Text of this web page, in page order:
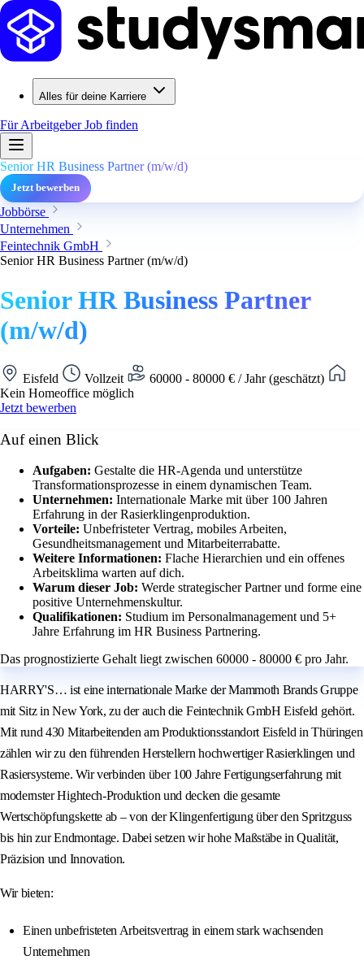
Alles für deine Karriere
Für ArbeitgeberJob finden
Senior HR Business Partner (m/w/d)
Jetzt bewerben
Jobbörse
Unternehmen
Feintechnik GmbH
Senior HR Business Partner (m/w/d)
Senior HR Business Partner
(m/w/d)
Eisfeld Vollzeit
60000 - 80000 € / Jahr (geschätzt)
Kein Homeoffice möglich
Jetzt bewerben
Auf einen Blick
Aufgaben: Gestalte die HR-Agenda und unterstütze
Transformationsprozesse in einem dynamischen Team.
Unternehmen: Internationale Marke mit über 100 Jahren
Erfahrung in der Rasierklingenproduktion.
Vorteile: Unbefristeter Vertrag, mobiles Arbeiten,
Gesundheitsmanagement und Mitarbeiterrabatte.
Weitere Informationen: Flache Hierarchien und ein offenes
Arbeitsklima warten auf dich.
Warum dieser Job: Werde strategischer Partner und forme eine
positive Unternehmenskultur.
Qualifikationen: Studium im Personalmanagement und 5+
Jahre Erfahrung im HR Business Partnering.
Das prognostizierte Gehalt liegt zwischen 60000 - 80000 € pro Jahr.
HARRY'S… ist eine internationale Marke der Mammoth Brands Gruppe
mit Sitz in New York, zu der auch die Feintechnik GmbH Eisfeld gehört.
Mit rund 430 Mitarbeitenden am Produktionsstandort Eisfeld in Thüringen
zählen wir zu den führenden Herstellern hochwertiger Rasierklingen und
Rasiersysteme. Wir verbinden über 100 Jahre Fertigungserfahrung mit
modernster Hightech-Produktion und decken die gesamte
Wertschöpfungskette ab – von der Klingenfertigung über den Spritzguss
bis hin zur Endmontage. Dabei setzen wir hohe Maßstäbe in Qualität,
Präzision und Innovation.
Wir bieten:
Einen unbefristeten Arbeitsvertrag in einem stark wachsenden
Unternehmen